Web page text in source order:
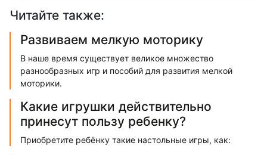
Читайте также:
Развиваем мелкую моторику
В наше время существует великое множество
разнообразных игр и пособий для развития мелкой
моторики.
Какие игрушки действительно
принесут пользу ребенку?
Приобретите ребёнку такие настольные игры, как: